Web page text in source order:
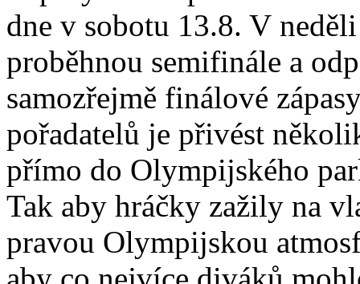
dne v sobotu 13.8. V
proběhnou semifinále a
samozřejmě finálové
pořadatelů je přivést
přímo do Olympijského
Tak aby hráčky zažily na
pravou Olympijskou